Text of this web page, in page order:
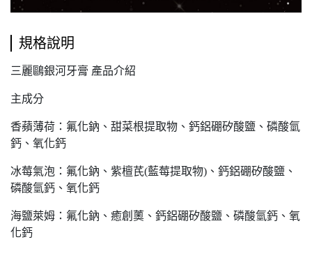
規格說明
三麗鷗銀河牙膏 產品介紹
主成分
香蘋薄荷：氟化鈉、甜菜根提取物、鈣鋁硼矽酸鹽、磷酸氫
鈣、氧化鈣
冰莓氣泡：氟化鈉、紫檀芪(藍莓提取物)、鈣鋁硼矽酸鹽、
磷酸氫鈣、氧化鈣
海鹽萊姆：氟化鈉、癒創薁、鈣鋁硼矽酸鹽、磷酸氫鈣、氧
化鈣